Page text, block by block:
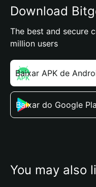
Download
The best and secure
million users
Baixar APK de
Baixar do Google
You may also